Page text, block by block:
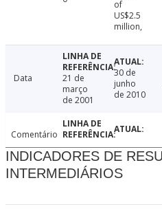
of
US$2.5
million,
Data
21 de
março
de 2001
30 de
junho
de 2010
Comentário
INDICADORES DE
INTERMEDIÁRIOS